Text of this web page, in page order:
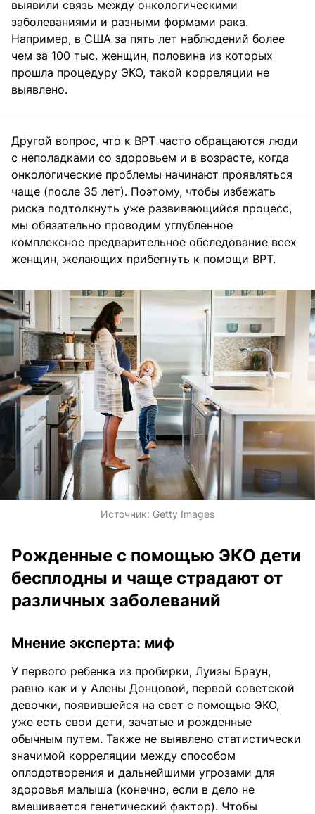
выявили связь между онкологическими
заболеваниями и разными формами рака.
Например, в США за пять лет наблюдений более
чем за 100 тыс. женщин, половина из которых
прошла процедуру ЭКО, такой корреляции не
выявлено.
Другой вопрос, что к ВРТ часто обращаются люди
с неполадками со здоровьем и в возрасте, когда
онкологические проблемы начинают проявляться
чаще (после 35 лет). Поэтому, чтобы избежать
риска подтолкнуть уже развивающийся процесс,
мы обязательно проводим углубленное
комплексное предварительное обследование всех
женщин, желающих прибегнуть к помощи ВРТ.
Источник: Getty Images
Рожденные с помощью ЭКО дети
бесплодны и чаще страдают от
различных заболеваний
Мнение эксперта: миф
У первого ребенка из пробирки, Луизы Браун,
равно как и у Алены Донцовой, первой советской
девочки, появившейся на свет с помощью ЭКО,
уже есть свои дети, зачатые и рожденные
обычным путем. Также не выявлено статистически
значимой корреляции между способом
оплодотворения и дальнейшими угрозами для
здоровья малыша (конечно, если в дело не
вмешивается генетический фактор). Чтобы